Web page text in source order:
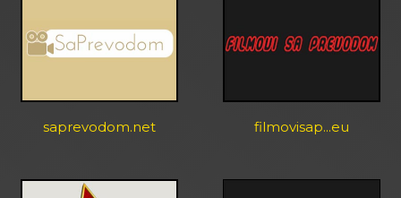
saprevodom.net filmovisap...eu